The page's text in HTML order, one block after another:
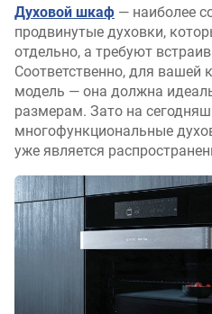
Духовой шкаф — наиболее
продвинутые духовки,
отдельно, а требуют
Соответственно, для вашей
модель — она должна
размерам. Зато на
многофункциональные
уже является